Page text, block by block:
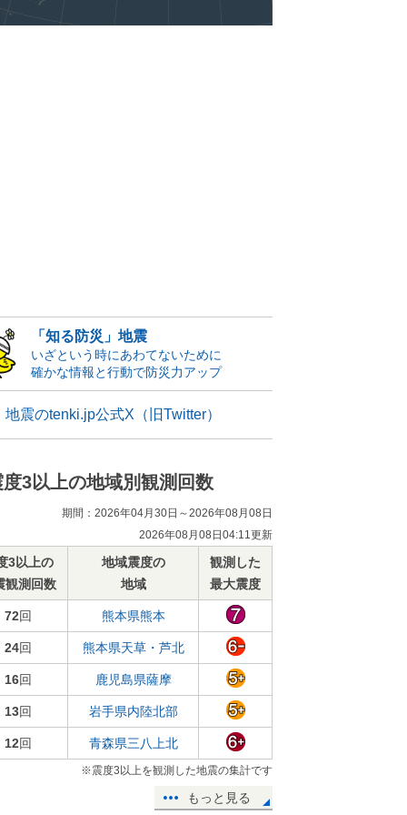
「知る防災」地震
いざという時にあわてないために
確かな情報と行動で防災力アップ
地震のtenki.jp公式X（旧Twitter）
度3以上の地域別観測回数
期間：2026年04月30日～2026年08月08日
2026年08月08日04:11更新
3以上の
観測回数
地域震度の
地域
観測した
最大震度
72回 熊本県熊本
24回 熊本県天草・芦北
16回 鹿児島県薩摩
13回 岩手県内陸北部
12回 青森県三八上北
※震度3以上を観測した地震の集計です
もっと見る